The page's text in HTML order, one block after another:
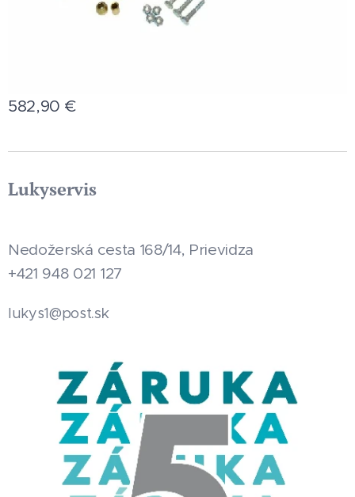
582,90 €
Lukyservis
Nedožerská cesta 168/14, Prievidza
+421 948 021 127
lukys1@post.sk